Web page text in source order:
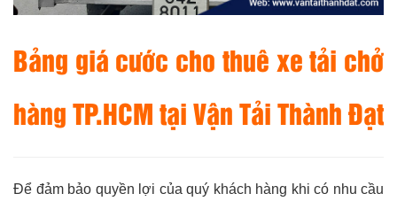
Bảng giá cước cho thuê xe tải chở
hàng TP.HCM tại Vận Tải Thành Đạt
Để đảm bảo quyền lợi của quý khách hàng khi có nhu cầu